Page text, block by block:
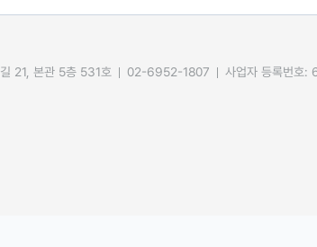
21, 본관 5층 531호 02-6952-1807 사업자 등록번호